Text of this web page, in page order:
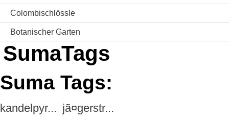
Colombischlössle
Botanischer Garten
SumaTags
Suma Tags:
kandelpyr... jã¤gerstr...